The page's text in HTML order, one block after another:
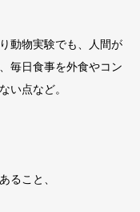
動物実験でも、人間が
毎日食事を外食やコン
い点など。
ること、